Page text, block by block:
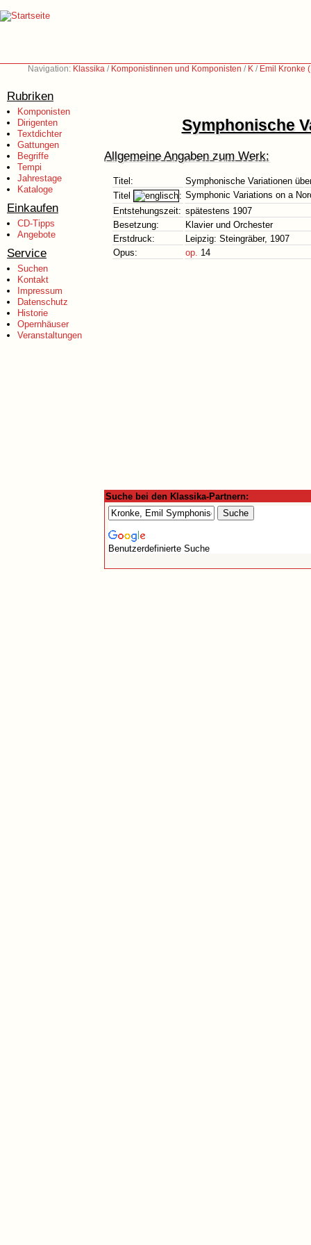
Navigation: Klassika / Komponistinnen und Komponisten / K / Emil Kronke
Rubriken
Komponisten
Dirigenten
Textdichter
Gattungen
Begriffe
Tempi
Jahrestage
Kataloge
Einkaufen
CD-Tipps
Angebote
Service
Suchen
Kontakt
Impressum
Datenschutz
Historie
Opernhäuser
Veranstaltungen
Symphonische
Allgemeine Angaben zum Werk:
Titel:
Symphonische Variationen
Titel
: Symphonic Variations on a
Entstehungszeit: spätestens 1907
Besetzung:
Klavier und Orchester
Erstdruck:
Leipzig: Steingräber, 1907
Opus:
op. 14
Suche bei den Klassika-Partnern:
Benutzerdefinierte Suche